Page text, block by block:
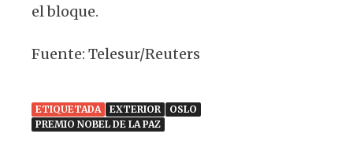
el bloque.
Fuente: Telesur/Reuters
ETIQUETADA EXTERIOR
OSLO
PREMIO NOBEL DE LA PAZ